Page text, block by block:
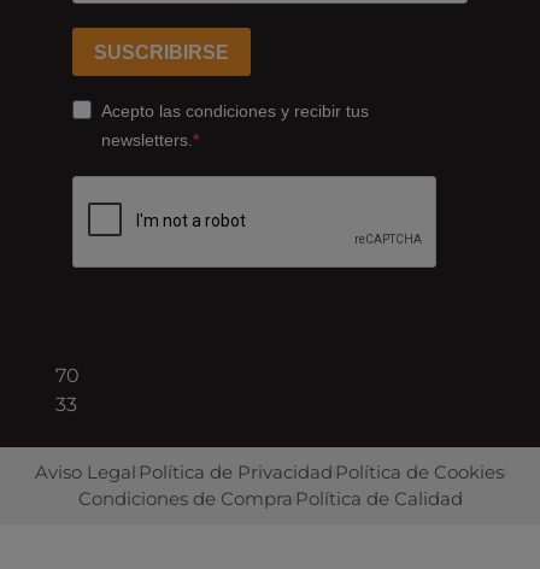
Ferrocarrils
Catalans
178,
Cornellà
08940
Barcelona
70
33
SUSCRIBIRSE
Acepto las condiciones y recibir tus
newsletters.
Aviso Legal Política de Privacidad Política de Cookies
Condiciones de Compra Política de Calidad